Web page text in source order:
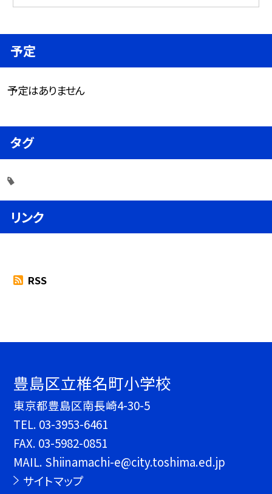
予定
予定はありません
タグ
リンク
RSS
豊島区立椎名町小学校
東京都豊島区南長崎4-30-5
TEL. 03-3953-6461
FAX. 03-5982-0851
MAIL. Shiinamachi-e@city.toshima.ed.jp
サイトマップ